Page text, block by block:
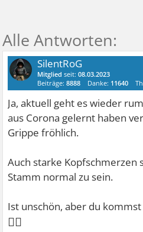
SilentRoG
Mitglied seit:08.03.2023
Beiträge:8888 Danke: 11640
Ja, aktuell geht es wieder
aus Corona gelernt haben
Grippe fröhlich.
Auch starke Kopfschmerzen
Stamm normal zu sein.
Ist unschön, aber du
👍🏻